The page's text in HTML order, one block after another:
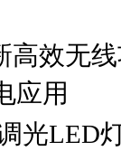
高效无
应用
光LED